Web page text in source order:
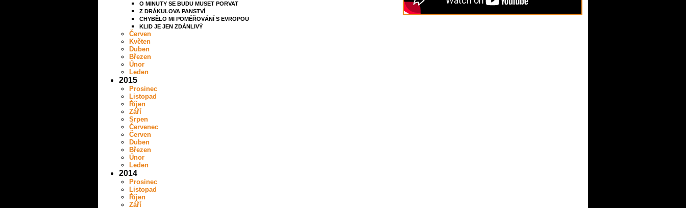
O MINUTY SE BUDU MUSET PORVAT
Z DRÁKULOVA PANSTVÍ
CHYBĚLO MI POMĚŘOVÁNÍ S EVROPOU
KLID JE JEN ZDÁNLIVÝ
Červen
Květen
Duben
Březen
Únor
Leden
2015
Prosinec
Listopad
Říjen
Září
Srpen
Červenec
Červen
Duben
Březen
Únor
Leden
2014
Prosinec
Listopad
Říjen
Září